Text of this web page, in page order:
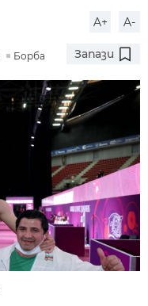
A+ A-
Борба Запази